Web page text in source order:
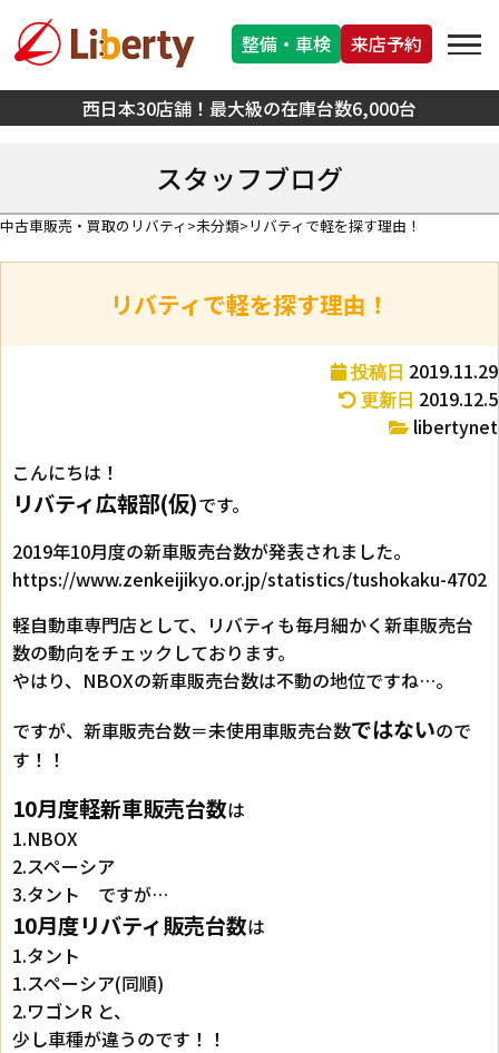
西日本30店舗！最大級の在庫台数6,000台
整備・車検 来店予約
スタッフブログ
中古車販売・買取のリバティ 未分類 リバティで軽を探す理由！
リバティで軽を探す理由！
投稿日 2019.11.29
更新日 2019.12.5
libertynet
こんにちは！
リバティ広報部(仮)です。
2019年10月度の新車販売台数が発表されました。
https://www.zenkeijikyo.or.jp/statistics/tushokaku-4702
軽自動車専門店として、リバティも毎月細かく新車販売台
数の動向をチェックしております。
やはり、NBOXの新車販売台数は不動の地位ですね…。
ですが、新車販売台数＝未使用車販売台数ではないので
す！！
10月度軽新車販売台数は
1.NBOX
2.スペーシア
3.タント ですが…
10月度リバティ販売台数は
1.タント
1.スペーシア(同順)
2.ワゴンR と、
少し車種が違うのです！！